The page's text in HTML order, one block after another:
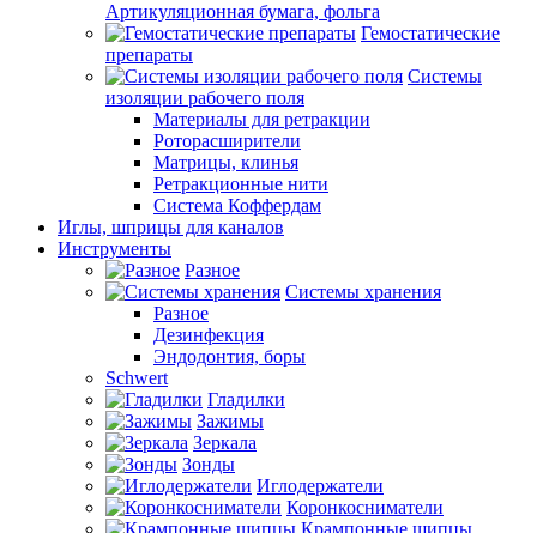
Артикуляционная бумага, фольга
Гемостатические
препараты
Системы
изоляции рабочего поля
Материалы для ретракции
Роторасширители
Матрицы, клинья
Ретракционные нити
Система Коффердам
Иглы, шприцы для каналов
Инструменты
Разное
Системы хранения
Разное
Дезинфекция
Эндодонтия, боры
Schwert
Гладилки
Зажимы
Зеркала
Зонды
Иглодержатели
Коронкосниматели
Крампонные щипцы